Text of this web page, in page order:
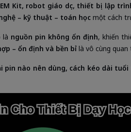
Kit, robot giáo dục, thiết bị lập
– kỹ thuật – toán học một cách
là nguồn pin không ổn định, khiến
– ổn định và bền bỉ là vô cùng quan
pin nào nên dùng, cách kéo dài